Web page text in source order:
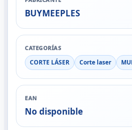
BUYMEEPLES
CATEGORÍAS
CORTE LÁSER Corte laser
EAN
No disponible